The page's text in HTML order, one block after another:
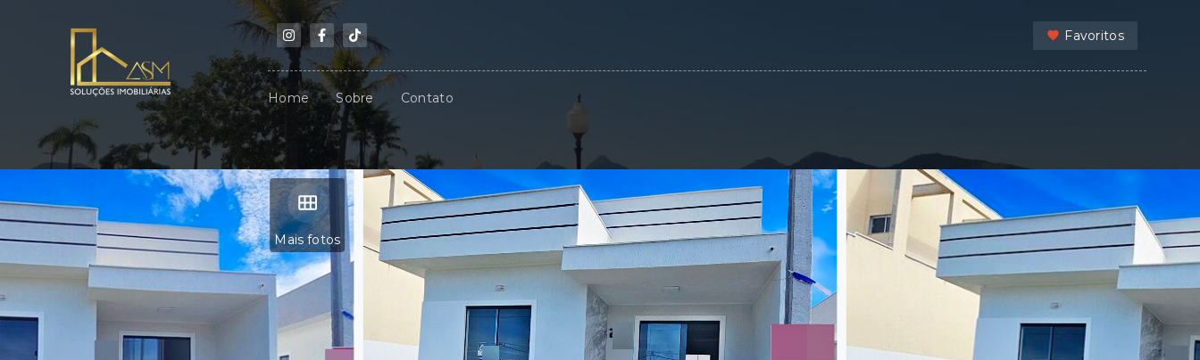
Favoritos
Home Sobre Contato
Mais fotos